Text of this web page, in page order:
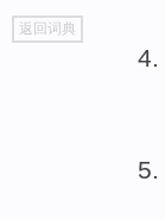
go
top
返回词典